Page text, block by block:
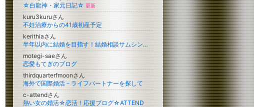
☆白龍神・家元日記☆ 更新
kuru3kuruさん
不妊治療からの41歳初産予定
kerithiaさん
半年以内に結婚を目指す！結婚相談サムシングブルー(茨城 千葉 埼玉 東京）
motegi-saeさん
恋愛もてぎのブログ
thirdquarterfmoonさん
海外で国際婚活－ライフパートナーを探して
c-attendさん
熱い女の婚活☆恋活！応援ブログ☆ATTEND